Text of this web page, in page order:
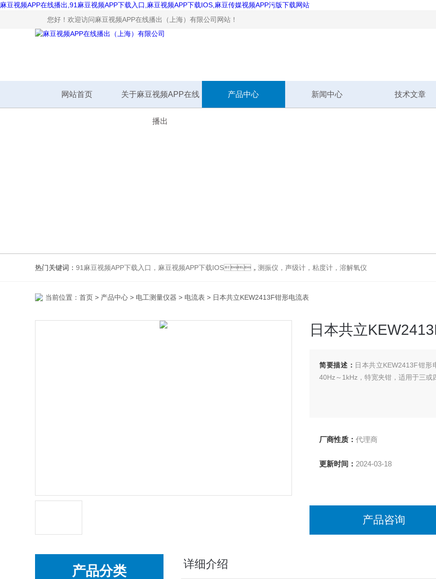
麻豆视频APP在线播出,91麻豆视频APP下载入口,麻豆视频APP下载IOS,麻豆传媒视频APP污版下载网站
您好！欢迎访问麻豆视频APP在线播出（上海）有限公司网站！
网站首页 关于麻豆视频APP在线
播出
产品中心 新闻中心 技术文章
热门关键词： 91麻豆视频APP下载入口，麻豆视频APP下载IOS，测振仪，声级计，粘度计，溶解氧仪
当前位置： 首页 > 产品中心 > 电工测量仪器 > 电流表 > 日本共立KEW2413F钳形电流表
日本共立
简要描述： 日本共立KEW2413F钳
40Hz～1kHz，特宽夹钳，适用于三
厂商性质： 代理商
更新时间： 2024-03-18
产品咨询
产品分类 详细介绍